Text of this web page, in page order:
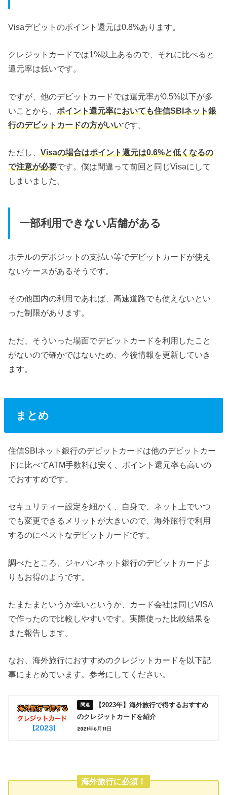
Visaデビットのポイント還元は0.8%あります。
クレジットカードでは1%以上あるので、それに比べると
還元率は低いです。
ですが、他のデビットカードでは還元率が0.5%以下が多
いことから、ポイント還元率においても住信SBIネット銀
行のデビットカードの方がいいです。
ただし、Visaの場合はポイント還元は0.6%と低くなるの
で注意が必要です。僕は間違って前回と同じVisaにして
しまいました。
一部利用できない店舗がある
ホテルのデポジットの支払い等でデビットカードが使え
ないケースがあるそうです。
その他国内の利用であれば、高速道路でも使えないとい
った制限があります。
ただ、そういった場面でデビットカードを利用したこと
がないので確かではないため、今後情報を更新していき
ます。
まとめ
住信SBIネット銀行のデビットカードは他のデビットカー
ドに比べてATM手数料は安く、ポイント還元率も高いの
でおすすめです。
セキュリティー設定を細かく、自身で、ネット上でいつ
でも変更できるメリットが大きいので、海外旅行で利用
するのにベストなデビットカードです。
調べたところ、ジャパンネット銀行のデビットカードよ
りもお得のようです。
たまたまというか幸いというか、カード会社は同じVISA
で作ったので比較しやすいです。実際使った比較結果を
また報告します。
なお、海外旅行におすすめのクレジットカードを以下記
事にまとめています。参考にしてください。
【2023年】海外旅行で得するおすすめ
のクレジットカードを紹介
2021年6月11日
海外旅行に必須！